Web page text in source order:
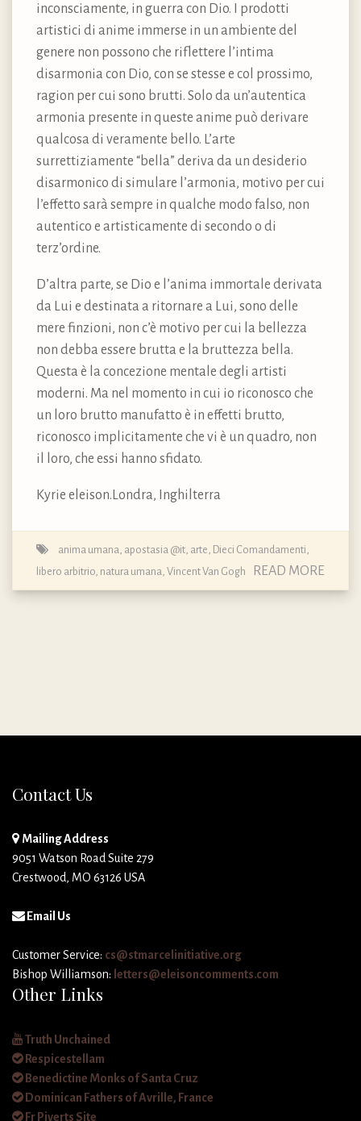
inconsciamente, in guerra con Dio. I prodotti
artistici di anime immerse in un ambiente del
genere non possono che riflettere l’intima
disarmonia con Dio, con se stesse e col prossimo,
ragion per cui sono brutti. Solo da un’autentica
armonia presente in queste anime può derivare
qualcosa di veramente bello. L’arte
surrettiziamente “bella” deriva da un desiderio
disarmonico di simulare l’armonia, motivo per cui
l’effetto sarà sempre in qualche modo falso, non
autentico e artisticamente di secondo o di
terz’ordine.
D’altra parte, se Dio e l’anima immortale derivata
da Lui e destinata a ritornare a Lui, sono delle
mere finzioni, non c’è motivo per cui la bellezza
non debba essere brutta e la bruttezza bella.
Questa è la concezione mentale degli artisti
moderni. Ma nel momento in cui io riconosco che
un loro brutto manufatto è in effetti brutto,
riconosco implicitamente che vi è un quadro, non
il loro, che essi hanno sfidato.
Kyrie eleison.Londra, Inghilterra
anima umana apostasia @it arte Dieci Comandamenti
libero arbitrio natura umana Vincent Van Gogh READ MORE
Contact Us
Mailing Address
9051 Watson Road Suite 279
Crestwood, MO 63126 USA
Email Us
Customer Service: cs@stmarcelinitiative.org
Bishop Williamson: letters@eleisoncomments.com
Other Links
Truth Unchained
Respicestellam
Benedictine Monks of Santa Cruz
Dominican Fathers of Avrille, France
Fr Piverts Site